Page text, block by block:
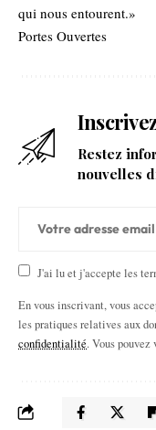
qui nous entourent.»
Portes Ouvertes
Restez
nouvelles
J'ai lu et j'accepte les
En vous inscrivant, vous
les pratiques relatives aux
confidentialité. Vous pouvez